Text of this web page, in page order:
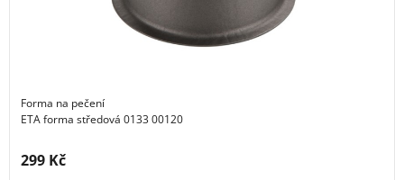
Forma na pečení
ETA forma středová 0133 00120
Cena s DPH:
299 Kč